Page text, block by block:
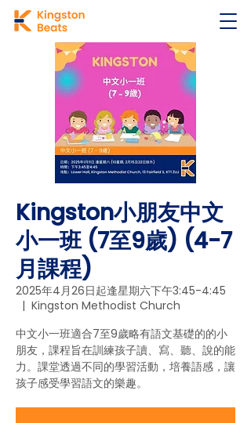
Kingston小朋友中文
小一班 (7至9歲) (4-7
月課程)
2025年4月26日起逢星期六下午3:45-4:45
  |
Kingston Methodist Church
中文小一班適合7至9歲略有語文基礎的的小
朋友，課程旨在訓練孩子讀、寫、聽、說的能
力。課堂透過不同的學習活動，培養語感，讓
孩子感受學習語文的樂趣。